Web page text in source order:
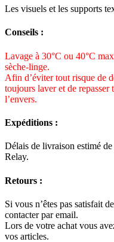
Les visuels et les supports
Conseils :
Lavage à 30°C ou 40°C
sèche-linge.
Afin d’éviter tout risque de
toujours laver et de repasser
l’envers.
Expéditions :
Délais de livraison estimé
Relay.
Retours :
Si vous n’êtes pas satisfait
contacter par email.
Lors de votre achat vous
vos articles.